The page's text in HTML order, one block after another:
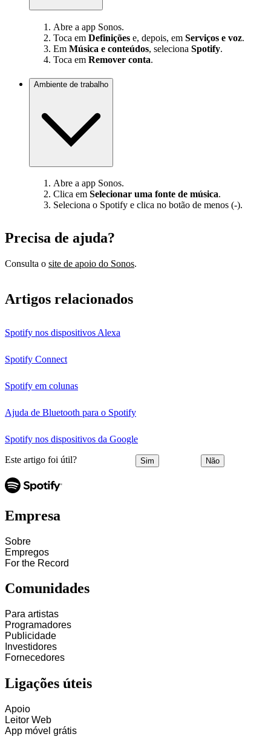
Abre a app Sonos.
Toca em Definições e, depois, em Serviços e voz.
Em Música e conteúdos, seleciona Spotify.
Toca em Remover conta.
Ambiente de trabalho
Abre a app Sonos.
Clica em Selecionar uma fonte de música.
Seleciona o Spotify e clica no botão de menos (-).
Precisa de ajuda?
Consulta o site de apoio do Sonos.
Artigos relacionados
Spotify nos dispositivos Alexa
Spotify Connect
Spotify em colunas
Ajuda de Bluetooth para o Spotify
Spotify nos dispositivos da Google
Este artigo foi útil? Sim Não
Empresa
Sobre
Empregos
For the Record
Comunidades
Para artistas
Programadores
Publicidade
Investidores
Fornecedores
Ligações úteis
Apoio
Leitor Web
App móvel grátis